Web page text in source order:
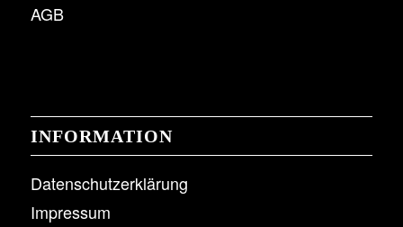
AGB
INFORMATION
Datenschutzerklärung
Impressum